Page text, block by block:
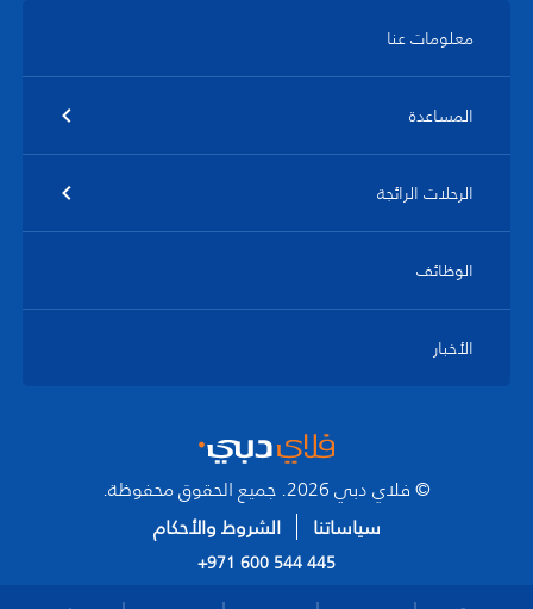
معلومات عنا
المساعدة
الرحلات الرائجة
الوظائف
الأخبار
© فلاي دبي 2026. جميع الحقوق محفوظة.
سياساتنا
الشروط والأحكام
+971 600 544 445